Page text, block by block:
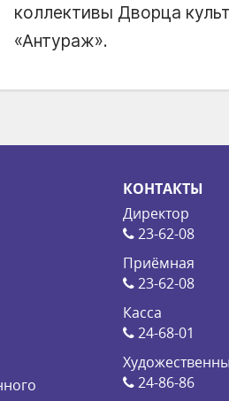
коллективы Дворца
«Антураж».
КОНТАКТЫ
Директор
23-62-08
Приёмная
23-62-08
Касса
24-68-01
24-86-86